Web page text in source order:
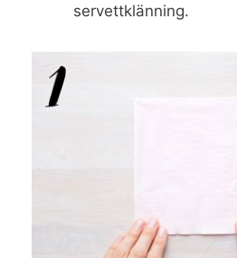
servettklänning.